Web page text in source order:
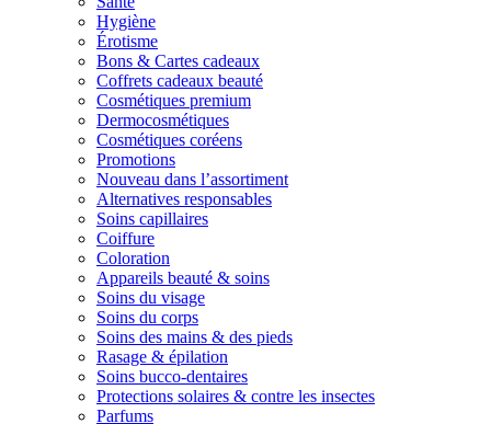
Hygiène
Érotisme
Bons & Cartes cadeaux
Coffrets cadeaux beauté
Cosmétiques premium
Dermocosmétiques
Cosmétiques coréens
Promotions
Nouveau dans l’assortiment
Alternatives responsables
Soins capillaires
Coiffure
Coloration
Appareils beauté & soins
Soins du visage
Soins du corps
Soins des mains & des pieds
Rasage & épilation
Soins bucco-dentaires
Protections solaires & contre les insectes
Parfums